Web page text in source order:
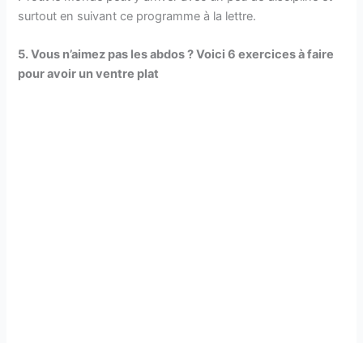
surtout en suivant ce programme à la lettre.
5. Vous n’aimez pas les abdos ? Voici 6 exercices à faire
pour avoir un ventre plat